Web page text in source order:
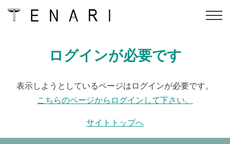
TENARIのメニュー conditioning flow
格＆TENARIセルフケア
インストラクター オンラインショップ
ログインが必要です
表示しようとしているページはログインが必要です。
こちらのページからログインして下さい。
サイトトップへ